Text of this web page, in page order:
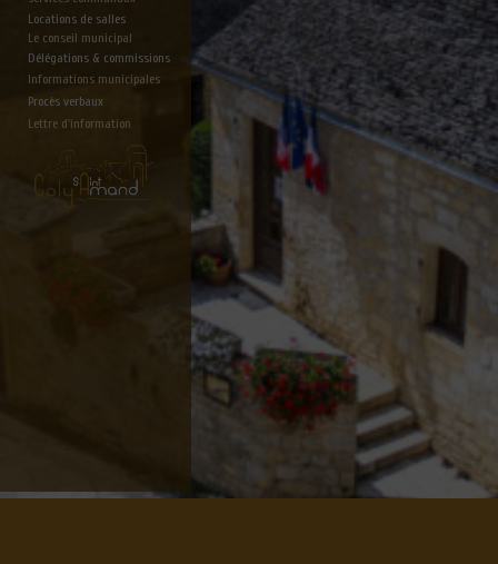
Locations de salles
Le conseil municipal
Délégations & commissions
Informations municipales
Lettre d'information
Procès verbaux